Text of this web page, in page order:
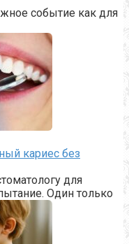
событие как для
кариес без
для
Один только